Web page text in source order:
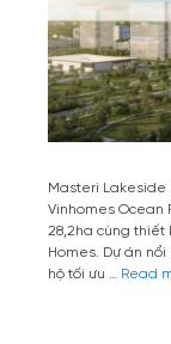
Masteri
Vinhomes Ocean
28,2ha cùng thiết
Homes. Dự án
hộ tối ưu … Read